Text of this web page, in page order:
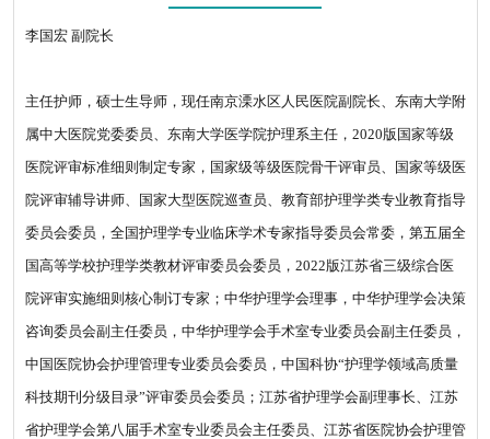
李国宏 副院长
主任护师，硕士生导师，现任南京溧水区人民医院副院长、东南大学附
属中大医院党委委员、东南大学医学院护理系主任，2020版国家等级
医院评审标准细则制定专家，国家级等级医院骨干评审员、国家等级医
院评审辅导讲师、国家大型医院巡查员、教育部护理学类专业教育指导
委员会委员，全国护理学专业临床学术专家指导委员会常委，第五届全
国高等学校护理学类教材评审委员会委员，2022版江苏省三级综合医
院评审实施细则核心制订专家；中华护理学会理事，中华护理学会决策
咨询委员会副主任委员，中华护理学会手术室专业委员会副主任委员，
中国医院协会护理管理专业委员会委员，中国科协“护理学领域高质量
科技期刊分级目录”评审委员会委员；江苏省护理学会副理事长、江苏
省护理学会第八届手术室专业委员会主任委员、江苏省医院协会护理管